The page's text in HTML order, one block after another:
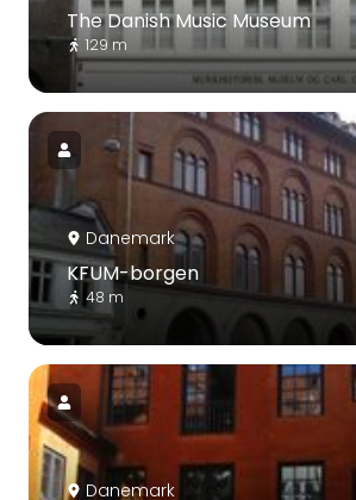
The Danish Music Museum
129 m
Danemark
KFUM-borgen
48 m
Danemark